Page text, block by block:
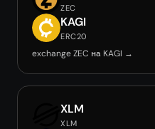
ZEC
KAGI
ERC20
exchange ZEC на KAGI →
XLM
XLM